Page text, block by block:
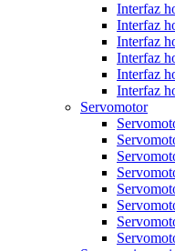
Interfaz
Interfaz
Interfaz
Interfaz
Interfaz
Interfaz
Servomotor